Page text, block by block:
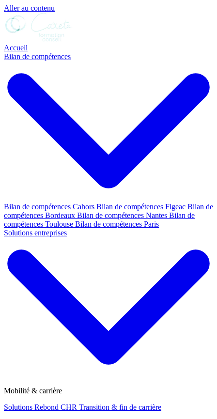
Aller au contenu
Accueil
Bilan de compétences
Bilan de compétences Cahors Bilan de compétences Figeac Bilan de
compétences Bordeaux Bilan de compétences Nantes Bilan de
compétences Toulouse Bilan de compétences Paris
Solutions entreprises
Mobilité & carrière
Solutions Rebond CHR Transition & fin de carrière